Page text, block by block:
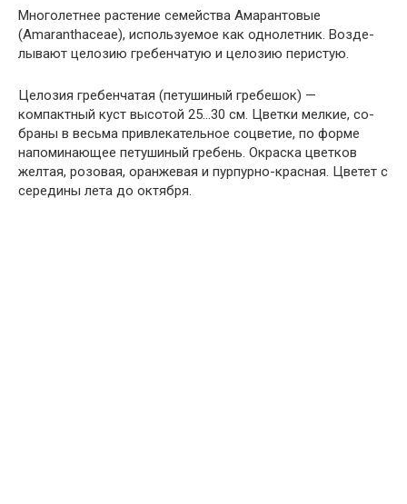
Многолетнее растение се­мейства Амарантовые
(Аmaranthасеае), используемое как однолетник. Возде­
лывают целозию гребенчатую и целозию перистую.
Целозия гребенчатая (пету­шиный гребешок) —
компактный куст высотой 25…30 см. Цветки мелкие, со­
браны в весьма привлекательное соцве­тие, по форме
напоминающее петуши­ный гребень. Окраска цветков
желтая, розовая, оранжевая и пурпурно-крас­ная. Цветет с
середины лета до октября.